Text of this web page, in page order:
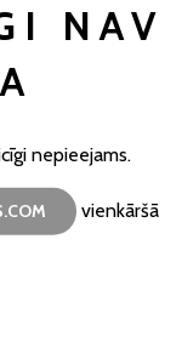
NAV
nepieejams.
vienkāršā